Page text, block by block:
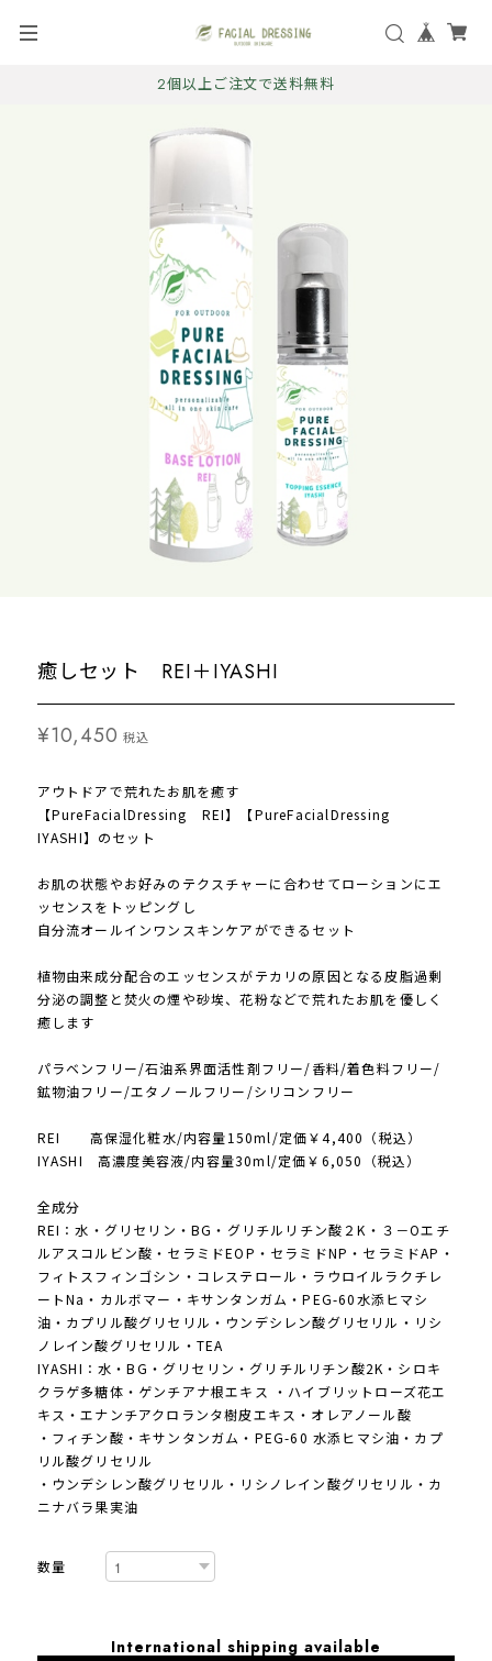
2個以上ご注文で送料無料
癒しセット REI＋IYASHI
¥10,450 税込
アウトドアで荒れたお肌を癒す
【PureFacialDressing REI】【PureFacialDressing
IYASHI】のセット
お肌の状態やお好みのテクスチャーに合わせてローションにエ
ッセンスをトッピングし
自分流オールインワンスキンケアができるセット
植物由来成分配合のエッセンスがテカリの原因となる皮脂過剰
分泌の調整と焚火の煙や砂埃、花粉などで荒れたお肌を優しく
癒します
パラベンフリー/石油系界面活性剤フリー/香料/着色料フリー/
鉱物油フリー/エタノールフリー/シリコンフリー
REI 高保湿化粧水/内容量150ml/定価￥4,400（税込）
IYASHI 高濃度美容液/内容量30ml/定価￥6,050（税込）
全成分
REI：水・グリセリン・BG・グリチルリチン酸２K・３－Oエチ
ルアスコルビン酸・セラミドEOP・セラミドNP・セラミドAP・
フィトスフィンゴシン・コレステロール・ラウロイルラクチレ
ートNa・カルボマー・キサンタンガム・PEG-60水添ヒマシ
油・カプリル酸グリセリル・ウンデシレン酸グリセリル・リシ
ノレイン酸グリセリル・TEA
IYASHI：水・BG・グリセリン・グリチルリチン酸2K・シロキ
クラゲ多糖体・ゲンチアナ根エキス ・ハイブリットローズ花エ
キス・エナンチアクロランタ樹皮エキス・オレアノール酸
・フィチン酸・キサンタンガム・PEG-60 水添ヒマシ油・カプ
リル酸グリセリル
・ウンデシレン酸グリセリル・リシノレイン酸グリセリル・カ
ニナバラ果実油
数量
International shipping available